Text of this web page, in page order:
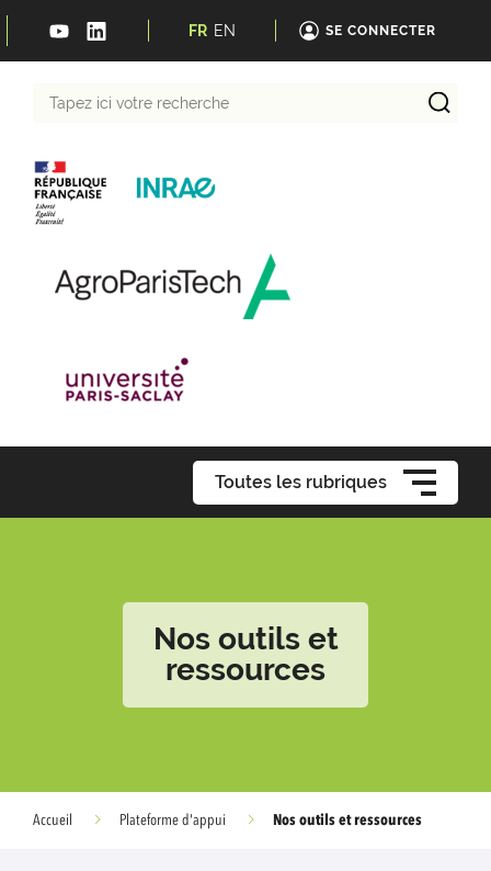
FR EN SE CONNECTER
Toutes les rubriques
Nos outils et
ressources
Accueil Plateforme d'appui Nos outils et ressources